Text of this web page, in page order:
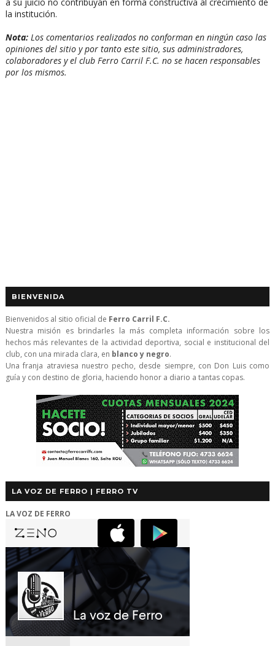
la institución.
Nota:Los comentarios realizados no conforman en ningún caso las
opiniones del sitio y por tanto este sitio, sus administradores,
colaboradores y el club Ferro Carril F.C. no se hacen responsables
por los mismos.
BIENVENIDA
Bienvenidos al sitio oficial de Ferro Carril F.C.
Nuestra misión es brindarles la más completa información sobre los
hechos más relevantes de la actividad deportiva, social e institucional del
club, con una mirada clara, en blanco y negro.
Una franja atraviesa nuestro pecho, desde siempre, con Don Luis como
guía y con destino de gloria, haciendo honor a diario a tantas copas.
LA VOZ DE FERRO | FERRO TV
LA VOZ DE FERRO